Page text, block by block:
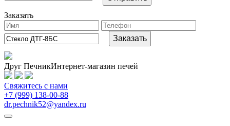
Заказать
Друг ПечникИнтернет-магазин печей
Свяжитесь с нами
+7 (999) 138-00-88
dr.pechnik52@yandex.ru